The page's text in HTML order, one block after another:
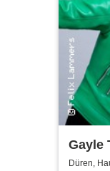
Gayle
Stop
Düren,